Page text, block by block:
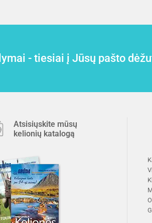
- tiesiai į Jūsų pašto
Atsisiųskite mūsų
kelionių katalogą